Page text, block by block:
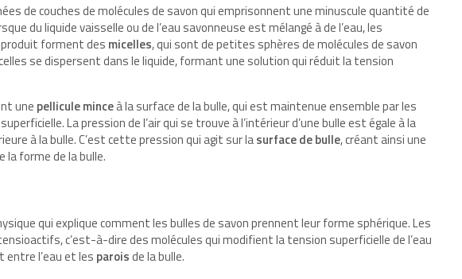
de couches de molécules de savon qui emprisonnent une minuscule quantité de
du liquide vaisselle ou de l’eau savonneuse est mélangé à de l’eau, les
forment des micelles, qui sont de petites sphères de molécules de savon
se dispersent dans le liquide, formant une solution qui réduit la tension
une pellicule minceà la surface de la bulle, qui est maintenue ensemble par les
La pression de l’air qui se trouve à l’intérieur d’une bulle est égale à la
à la bulle. C’est cette pression qui agit sur lasurface de bulle, créant ainsi une
la forme de la bulle.
qui explique comment les bulles de savon prennent leur forme sphérique. Les
c’est-à-dire des molécules qui modifient la tension superficielle de l’eau
entre l’eau et les paroisde la bulle.